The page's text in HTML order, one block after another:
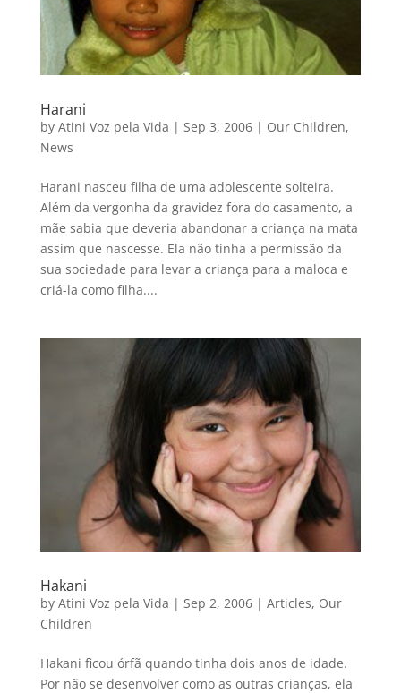
Harani
by Atini Voz pela Vida | Sep 3, 2006| Our Children,
News
Harani nasceu filha de uma adolescente solteira.
Além da vergonha da gravidez fora do casamento, a
mãe sabia que deveria abandonar a criança na mata
assim que nascesse. Ela não tinha a permissão da
sua sociedade para levar a criança para a maloca e
criá-la como filha....
Hakani
by Atini Voz pela Vida | Sep 2, 2006| Articles, Our
Children
Hakani ficou órfã quando tinha dois anos de idade.
Por não se desenvolver como as outras crianças, ela